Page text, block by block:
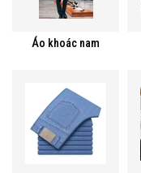
Áo khoác nam